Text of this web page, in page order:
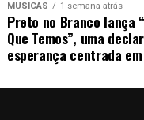
MÚSICAS 1 semana atrás
Preto no Branco lança
Que Temos”, uma
esperança centrada em